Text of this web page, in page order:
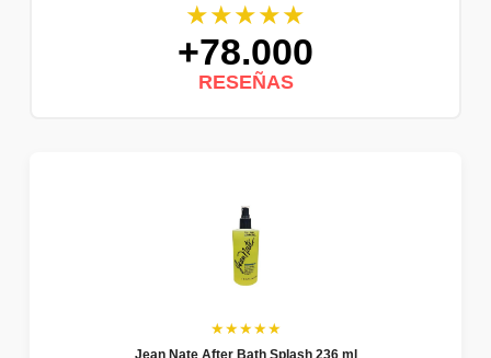
★★★★★
+78.000
RESEÑAS
★★★★★
Jean Nate After Bath Splash 236 ml